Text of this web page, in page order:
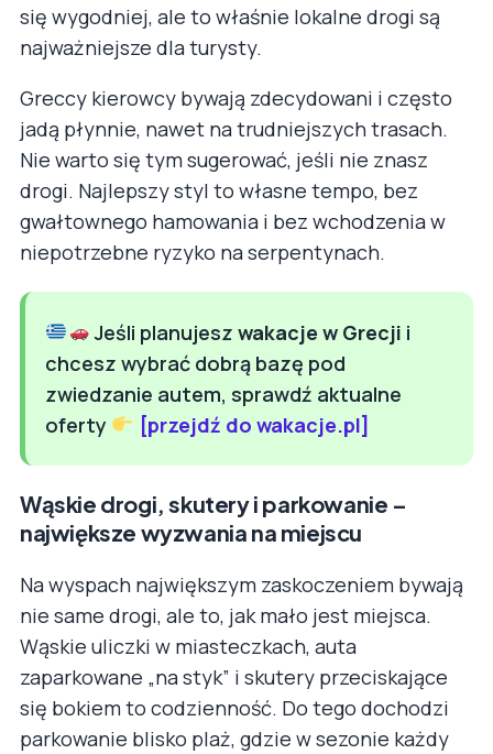
się wygodniej, ale to właśnie lokalne drogi są
najważniejsze dla turysty.
Greccy kierowcy bywają zdecydowani i często
jadą płynnie, nawet na trudniejszych trasach.
Nie warto się tym sugerować, jeśli nie znasz
drogi. Najlepszy styl to własne tempo, bez
gwałtownego hamowania i bez wchodzenia w
niepotrzebne ryzyko na serpentynach.
Jeśli planujesz wakacje w Grecji i
chcesz wybrać dobrą bazę pod
zwiedzanie autem, sprawdź aktualne
oferty
[przejdź do wakacje.pl]
Wąskie drogi, skutery i parkowanie –
największe wyzwania na miejscu
Na wyspach największym zaskoczeniem bywają
nie same drogi, ale to, jak mało jest miejsca.
Wąskie uliczki w miasteczkach, auta
zaparkowane „na styk” i skutery przeciskające
się bokiem to codzienność. Do tego dochodzi
parkowanie blisko plaż, gdzie w sezonie każdy